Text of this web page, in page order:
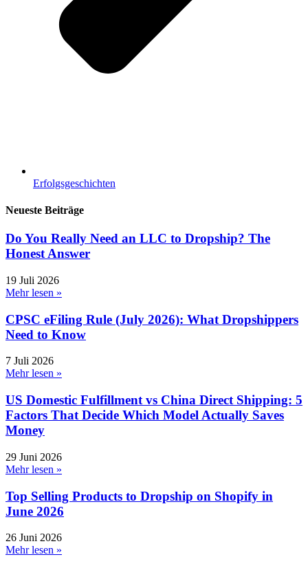
Erfolgsgeschichten
Neueste Beiträge
Do You Really Need an LLC to Dropship? The
Honest Answer
19 Juli 2026
Mehr lesen »
CPSC eFiling Rule (July 2026): What Dropshippers
Need to Know
7 Juli 2026
Mehr lesen »
US Domestic Fulfillment vs China Direct Shipping: 5
Factors That Decide Which Model Actually Saves
Money
29 Juni 2026
Mehr lesen »
Top Selling Products to Dropship on Shopify in
June 2026
26 Juni 2026
Mehr lesen »